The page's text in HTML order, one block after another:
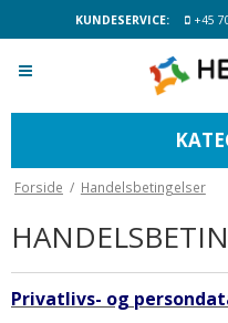
KUNDESERVICE: +45
Forside / Handelsbetingelser
Privatlivs- og